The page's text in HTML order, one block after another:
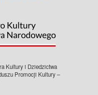
Kultury i Dziedzictwa
Promocji Kultury –